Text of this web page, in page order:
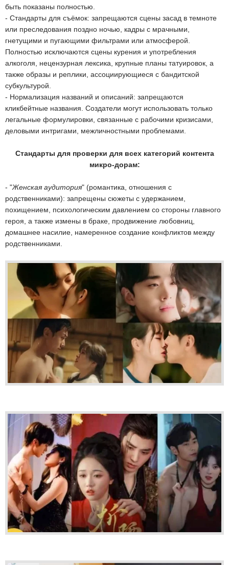
быть показаны полностью.
- Стандарты для съёмок: запрещаются сцены засад в темноте
или преследования поздно ночью, кадры с мрачными,
гнетущими и пугающими фильтрами или атмосферой.
Полностью исключаются сцены курения и употребления
алкоголя, нецензурная лексика, крупные планы татуировок, а
также образы и реплики, ассоциирующиеся с бандитской
субкультурой.
- Нормализация названий и описаний: запрещаются
кликбейтные названия. Создатели могут использовать только
легальные формулировки, связанные с рабочими кризисами,
деловыми интригами, межличностными проблемами.
Стандарты для проверки для всех категорий контента
микро-дорам:
- "Женская аудитория" (романтика, отношения с
родственниками): запрещены сюжеты с удержанием,
похищением, психологическим давлением со стороны главного
героя, а также измены в браке, продвижение любовниц,
домашнее насилие, намеренное создание конфликтов между
родственниками.